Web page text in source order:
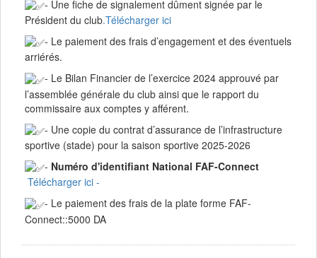
- Une fiche de signalement dûment signée par le
Président du club.Télécharger ici
- Le paiement des frais d’engagement et des éventuels
arriérés.
- Le Bilan Financier de l’exercice 2024 approuvé par
l’assemblée générale du club ainsi que le rapport du
commissaire aux comptes y afférent.
- Une copie du contrat d’assurance de l’infrastructure
sportive (stade) pour la saison sportive 2025-2026
- Numéro d'identifiant National FAF-Connect
Télécharger ici -
- Le paiement des frais de la plate forme FAF-
Connect::5000 DA